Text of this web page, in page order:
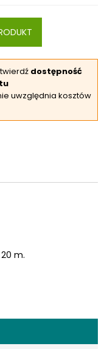
dostępność
uwzględnia kosztów
m.